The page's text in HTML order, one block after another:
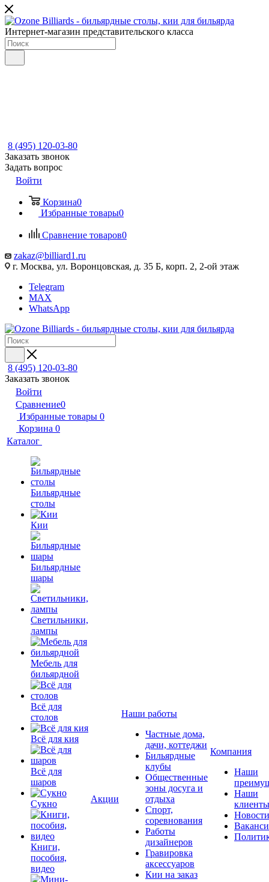
Интернет-магазин представительского класса
8 (495) 120-03-80
Заказать звонок
Задать вопрос
Войти
Корзина0
Избранные товары0
Сравнение товаров0
zakaz@billiard1.ru
г. Москва, ул. Воронцовская, д. 35 Б, корп. 2, 2-ой этаж
Telegram
MAX
WhatsApp
8 (495) 120-03-80
Заказать звонок
Войти
Сравнение0
Избранные товары 0
Корзина 0
Каталог
Бильярдные
столы
Кии
Бильярдные
шары
Светильники,
лампы
Мебель для
бильярдной
Всё для
столов
Всё для кия
Всё для
шаров
Сукно
Книги,
пособия,
видео
Акции
Наши работы
Частные дома,
дачи, коттеджи
Бильярдные
клубы
Общественные
зоны досуга и
отдыха
Спорт,
соревнования
Работы
дизайнеров
Гравировка
аксессуаров
Кии на заказ
Компания
Наши
Наши
клиенты
Новости